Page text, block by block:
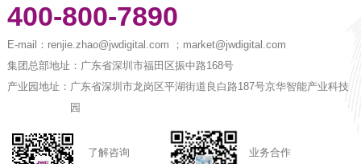
400-800-7890
E-mail： renjie.zhao@jwdigital.com ；market@jwdigital.com
集团总部地址： 广东省深圳市福田区振中路168号
产业园地址： 广东省深圳市龙岗区平湖街道良白路187号京华智能产业科技
园
了解咨询 业务合作